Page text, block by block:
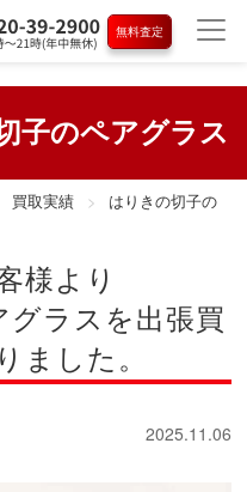
無料査定
子のペアグラス
買取実績
はりきの切子の
様より
ラスを出張買
ました。
2025.11.06